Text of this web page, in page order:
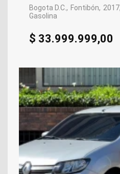
Bogota D.C. Fontibón 2017
Gasolina
$ 33.999.999,00